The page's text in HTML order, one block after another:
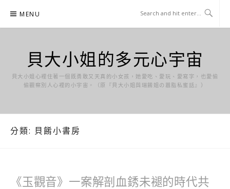
content
MENU
貝大小姐的多元心宇宙
貝大小姐心裡住著一個既勇敢又天真的小女孩，她愛吃、愛玩、愛寫字，也愛偷
偷觀察別人心裡的小宇宙。（原『貝大小姐與瑞餚姐の囂脂私蜜話』）
分類: 貝餚小書房
《玉觀音》一案解剖血銹未褪的時代共